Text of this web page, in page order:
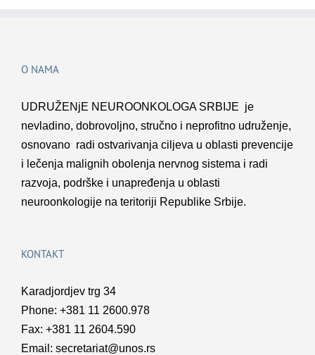
O NAMA
UDRUŽENјE NEUROONKOLOGA SRBIJE je
nevladino, dobrovolјno, stručno i neprofitno udruženje,
osnovano radi ostvarivanja cilјeva u oblasti prevencije
i lečenja malignih obolenja nervnog sistema i radi
razvoja, podrške i unapređenja u oblasti
neuroonkologije na teritoriji Republike Srbije.
KONTAKT
Karadjordjev trg 34
Phone: +381 11 2600.978
Fax: +381 11 2604.590
Email: secretariat@unos.rs